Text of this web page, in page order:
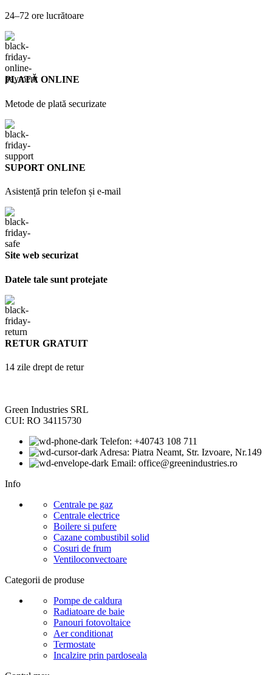
24–72 ore lucrătoare
PLATĂ ONLINE
Metode de plată securizate
SUPORT ONLINE
Asistență prin telefon și e-mail
Site web securizat
Datele tale sunt protejate
RETUR GRATUIT
14 zile drept de retur
Green Industries SRL
CUI: RO 34115730
Telefon: +40743 108 711
Adresa: Piatra Neamt, Str. Izvoare, Nr.149
Email: office@greenindustries.ro
Info
Centrale pe gaz
Centrale electrice
Boilere si pufere
Cazane combustibil solid
Cosuri de frum
Ventiloconvectoare
Categorii de produse
Pompe de caldura
Radiatoare de baie
Panouri fotovoltaice
Aer conditionat
Termostate
Incalzire prin pardoseala